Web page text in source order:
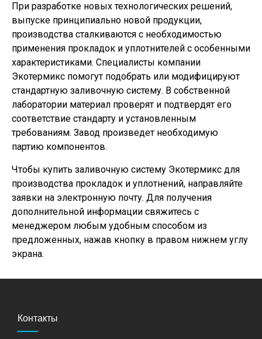
При разработке новых технологических решений,
выпуске принципиально новой продукции,
производства сталкиваются с необходимостью
применения прокладок и уплотнителей с особенными
характеристиками. Специалисты компании
Экотермикс помогут подобрать или модифицируют
стандартную заливочную систему. В собственной
лаборатории материал проверят и подтвердят его
соответствие стандарту и установленным
требованиям. Завод произведет необходимую
партию компонентов.
Чтобы купить заливочную систему Экотермикс для
производства прокладок и уплотнений, направляйте
заявки на электронную почту. Для получения
дополнительной информации свяжитесь с
менеджером любым удобным способом из
предложенных, нажав кнопку в правом нижнем углу
экрана.
Контакты